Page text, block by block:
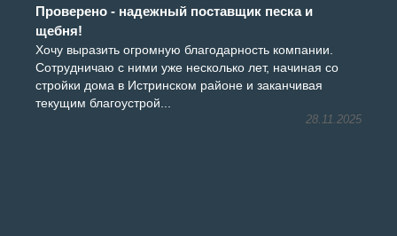
Проверено - надежный поставщик песка и
щебня!
Хочу выразить огромную благодарность компании.
Сотрудничаю с ними уже несколько лет, начиная со
стройки дома в Истринском районе и заканчивая
текущим благоустрой...
28.11.2025